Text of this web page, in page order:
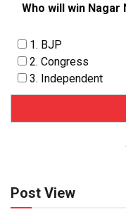
Who will win Nagar
1. BJP
2. Congress
3. Independent
Post View